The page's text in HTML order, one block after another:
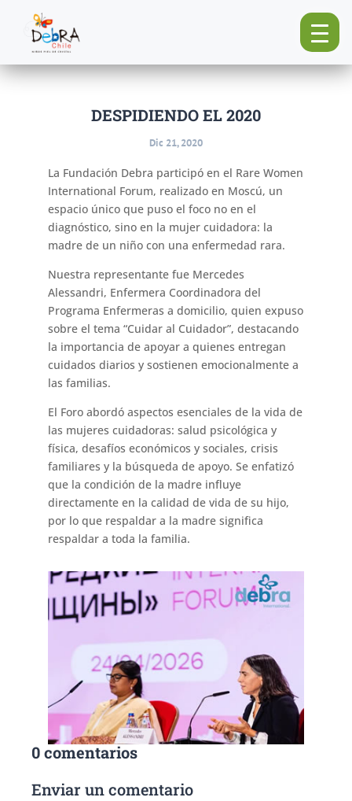
DESPIDIENDO EL 2020
Dic 21, 2020
La Fundación Debra participó en el Rare Women
International Forum, realizado en Moscú, un
espacio único que puso el foco no en el
diagnóstico, sino en la mujer cuidadora: la
madre de un niño con una enfermedad rara.
Nuestra representante fue Mercedes
Alessandri, Enfermera Coordinadora del
Programa Enfermeras a domicilio, quien expuso
sobre el tema “Cuidar al Cuidador”, destacando
la importancia de apoyar a quienes entregan
cuidados diarios y sostienen emocionalmente a
las familias.
El Foro abordó aspectos esenciales de la vida de
las mujeres cuidadoras: salud psicológica y
física, desafíos económicos y sociales, crisis
familiares y la búsqueda de apoyo. Se enfatizó
que la condición de la madre influye
directamente en la calidad de vida de su hijo,
por lo que respaldar a la madre significa
respaldar a toda la familia.
0 comentarios
Enviar un comentario